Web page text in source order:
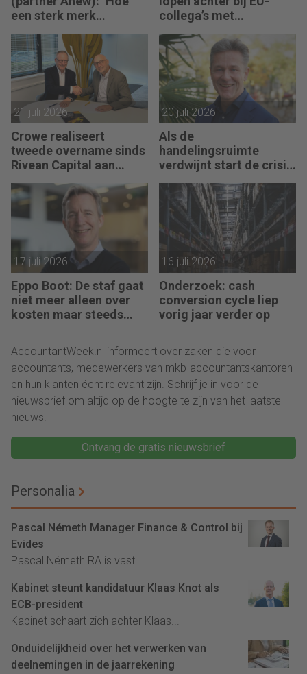
een sterk merk
ontastbare waarde
vertaalt in tastbaar
geld’
collega’s met
advieswerk
21 juli 2026
Crowe realiseert
tweede overname sinds
Rivean Capital aan
boord is
20 juli 2026
Als de
handelingsruimte
verdwijnt start de crisis
bij een bedrijf, vertelt
Pim van Berkel
17 juli 2026
Eppo Boot: De staf gaat
niet meer alleen over
kosten maar steeds
16 juli 2026
Onderzoek: cash
conversion cycle liep
vorig jaar verder op
AccountantWeek.nl informeert over zaken die voor
accountants, medewerkers van mkb-accountantskantoren
en hun klanten écht relevant zijn. Schrijf je in voor de
nieuwsbrief om altijd op de hoogte te zijn van het laatste
nieuws.
Ontvang de gratis nieuwsbrief
Personalia
Pascal Németh Manager Finance & Control bij
Evides
Pascal Németh RA is vast...
Kabinet steunt kandidatuur Klaas Knot als
ECB-president
Kabinet schaart zich achter Klaas...
Onduidelijkheid over het verwerken van
deelnemingen in de jaarrekening